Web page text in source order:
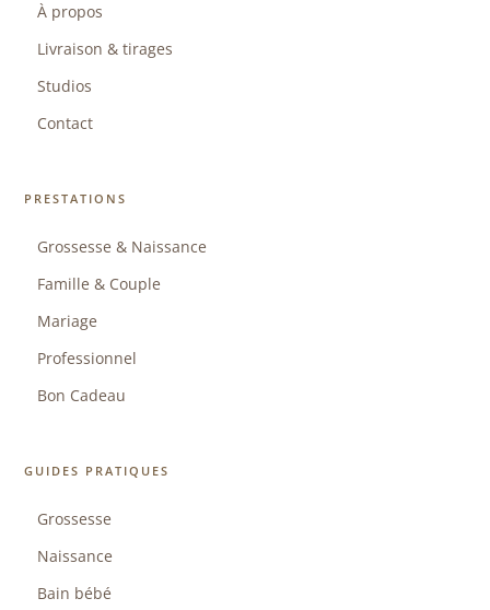
À propos
Livraison & tirages
Studios
Contact
PRESTATIONS
Grossesse & Naissance
Famille & Couple
Mariage
Professionnel
Bon Cadeau
GUIDES PRATIQUES
Grossesse
Naissance
Bain bébé